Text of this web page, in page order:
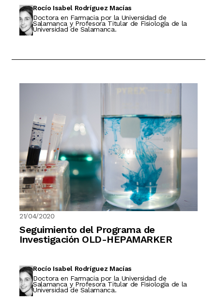
Rocío Isabel Rodríguez Macías
Doctora en Farmacia por la Universidad de
Salamanca y Profesora Titular de Fisiología de la
Universidad de Salamanca.
21/04/2020
Seguimiento del Programa de
Investigación OLD-HEPAMARKER
Rocío Isabel Rodríguez Macías
Doctora en Farmacia por la Universidad de
Salamanca y Profesora Titular de Fisiología de la
Universidad de Salamanca.